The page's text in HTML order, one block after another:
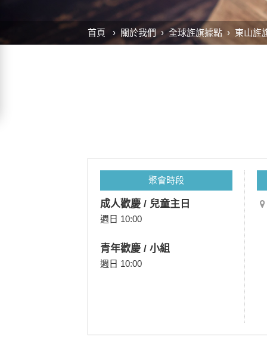
首頁 關於我們 全球旌旗據點 東山旌
聚會時段
成人歡慶 / 兒童主日
週日 10:00
青年歡慶 / 小組
週日 10:00